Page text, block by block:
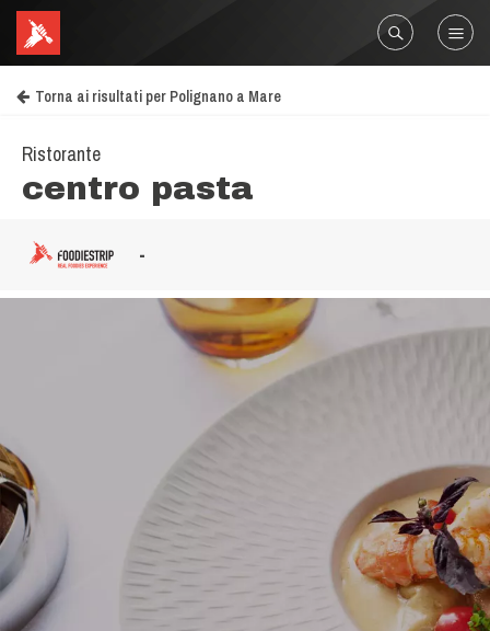
Torna ai risultati per Polignano a Mare
Ristorante
centro pasta
-